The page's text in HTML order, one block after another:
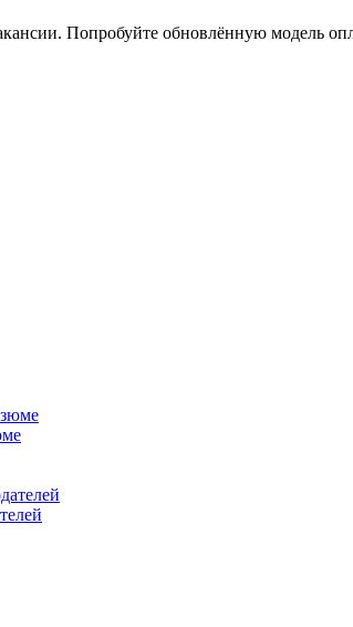
Попробуйте обновлённую модель